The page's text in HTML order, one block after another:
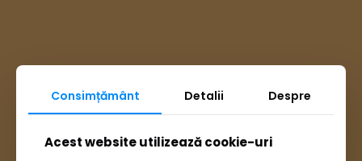
Ai întrebări? Accesează
Consimțământ Detalii Despre
Acest website utilizează cookie-uri